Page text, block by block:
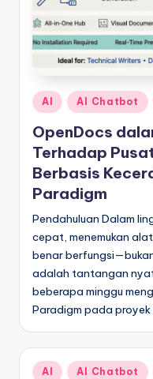
Posted
AI AI Chatbot
OpenDocs
Terhadap
Berbasis
Paradigm
Pendahuluan Dalam
cepat, menemukan
benar
adalah tantangan
beberapa minggu
Paradigm pada
Posted
AI AI Chatbot